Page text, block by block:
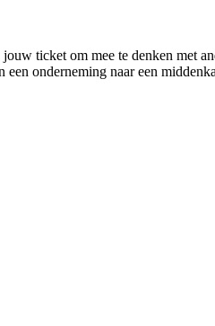
ticket om mee te denken met
onderneming naar een